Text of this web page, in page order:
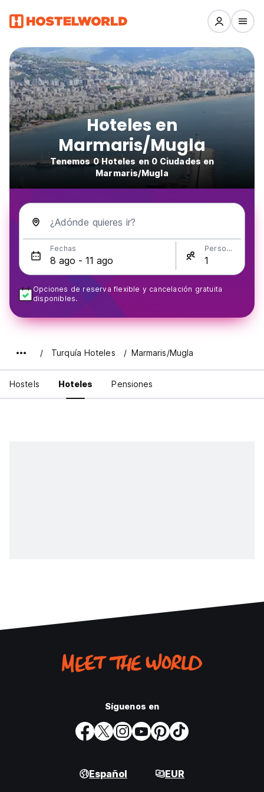
Hoteles en
Marmaris/Mugla
Tenemos 0 Hoteles en 0 Ciudades en
Marmaris/Mugla
¿Adónde quieres ir?
Fechas Personas
Opciones de reserva flexible y cancelación gratuita
disponibles.
Turquía Hoteles Marmaris/Mugla
Hostels Hoteles Pensiones
Síguenos en
Español EUR